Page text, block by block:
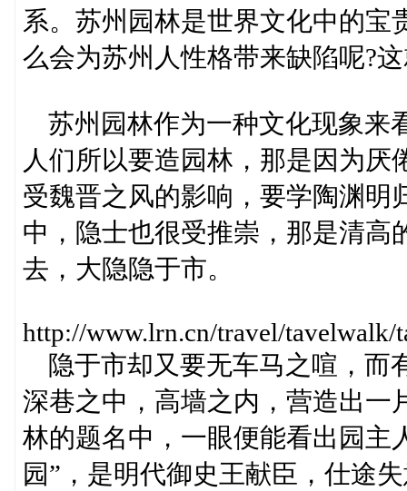
系。苏州园林是世界文化中的宝
么会为苏州人性格带来缺陷呢?
苏州园林作为一种文化现象来
人们所以要造园林，那是因为
受魏晋之风的影响，要学陶渊明
中，隐士也很受推崇，那是清高
去，大隐隐于市。
http://www.lrn.cn/travel/tavelwalk/
隐于市却又要无车马之喧，而
深巷之中，高墙之内，营造出一
林的题名中，一眼便能看出园主
园”，是明代御史王献臣，仕途